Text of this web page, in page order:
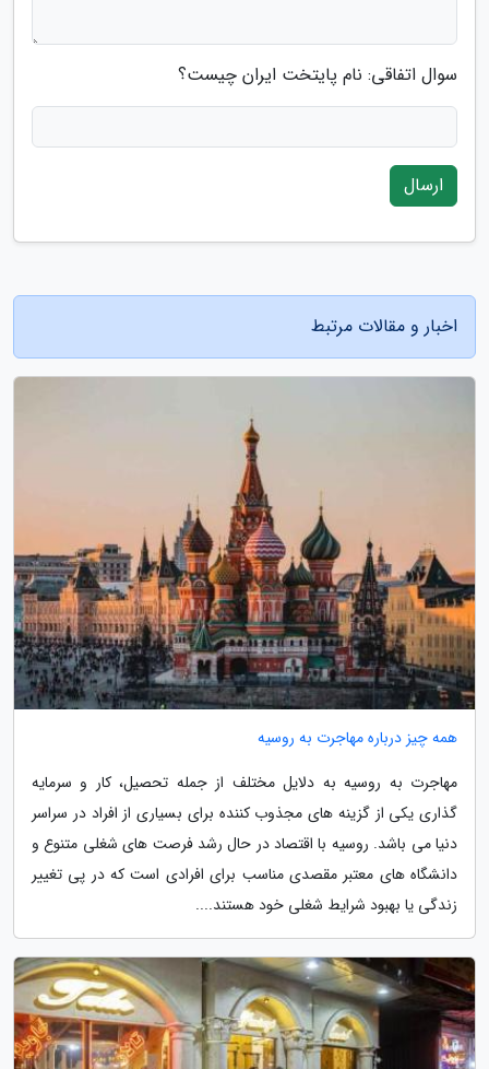
سوال اتفاقی: نام پایتخت ایران چیست؟
ارسال
اخبار و مقالات مرتبط
همه چیز درباره مهاجرت به روسیه
مهاجرت به روسیه به دلایل مختلف از جمله تحصیل، کار و سرمایه
گذاری یکی از گزینه های مجذوب کننده برای بسیاری از افراد در سراسر
دنیا می باشد. روسیه با اقتصاد در حال رشد فرصت های شغلی متنوع و
دانشگاه های معتبر مقصدی مناسب برای افرادی است که در پی تغییر
زندگی یا بهبود شرایط شغلی خود هستند....